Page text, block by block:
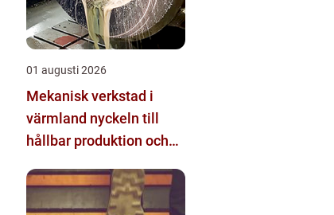
01 augusti 2026
Mekanisk verkstad i
värmland nyckeln till
hållbar produktion och